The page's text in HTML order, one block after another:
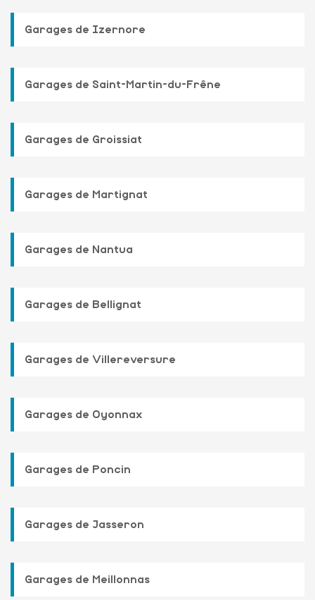
Garages de Izernore
Garages de Saint-Martin-du-Frêne
Garages de Groissiat
Garages de Martignat
Garages de Nantua
Garages de Bellignat
Garages de Villereversure
Garages de Oyonnax
Garages de Poncin
Garages de Jasseron
Garages de Meillonnas